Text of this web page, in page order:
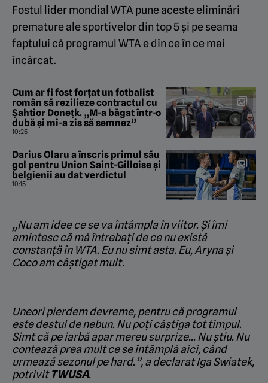
Fostul lider mondial WTA pune aceste eliminări
premature ale sportivelor din top 5 și pe seama
faptului că programul WTA e din ce în ce mai
încărcat.
Cum ar fi fost forțat un fotbalist
român să rezilieze contractul cu
Șahtior Donețk. „M-a băgat într-o
dubă și mi-a zis să semnez”
10:25
Darius Olaru a înscris primul său
gol pentru Union Saint-Gilloise și
belgienii au dat verdictul
10:15
„Nu am idee ce se va întâmpla în viitor. Și îmi
amintesc că mă întrebați de ce nu există
constanță în WTA. Eu nu simt asta. Eu, Aryna și
Coco am câștigat mult.
Uneori pierdem devreme, pentru că programul
este destul de nebun. Nu poți câștiga tot timpul.
Simt că pe iarbă apar mereu surprize… Nu știu. Nu
contează prea mult ce se întâmplă aici, când
urmează sezonul pe hard.”, a declarat Iga Swiatek,
potrivitTWUSA.